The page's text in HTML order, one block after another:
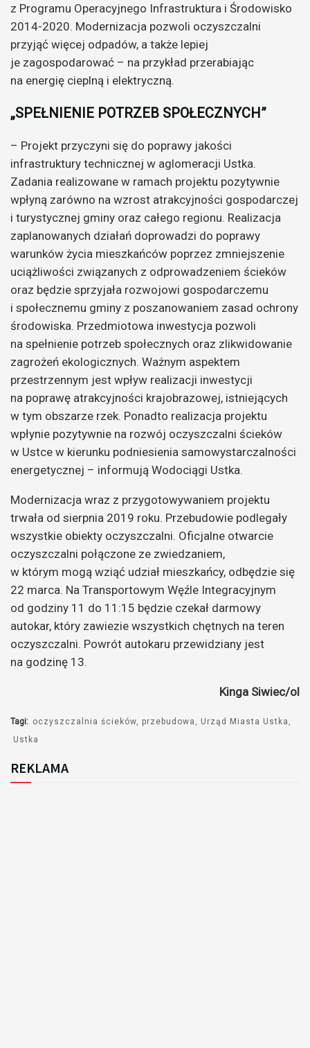
z Programu Operacyjnego Infrastruktura i Środowisko
2014-2020. Modernizacja pozwoli oczyszczalni
przyjąć więcej odpadów, a także lepiej
je zagospodarować – na przykład przerabiając
na energię cieplną i elektryczną.
„SPEŁNIENIE POTRZEB SPOŁECZNYCH”
– Projekt przyczyni się do poprawy jakości
infrastruktury technicznej w aglomeracji Ustka.
Zadania realizowane w ramach projektu pozytywnie
wpłyną zarówno na wzrost atrakcyjności gospodarczej
i turystycznej gminy oraz całego regionu. Realizacja
zaplanowanych działań doprowadzi do poprawy
warunków życia mieszkańców poprzez zmniejszenie
uciążliwości związanych z odprowadzeniem ścieków
oraz będzie sprzyjała rozwojowi gospodarczemu
i społecznemu gminy z poszanowaniem zasad ochrony
środowiska. Przedmiotowa inwestycja pozwoli
na spełnienie potrzeb społecznych oraz zlikwidowanie
zagrożeń ekologicznych. Ważnym aspektem
przestrzennym jest wpływ realizacji inwestycji
na poprawę atrakcyjności krajobrazowej, istniejących
w tym obszarze rzek. Ponadto realizacja projektu
wpłynie pozytywnie na rozwój oczyszczalni ścieków
w Ustce w kierunku podniesienia samowystarczalności
energetycznej – informują Wodociągi Ustka.
Modernizacja wraz z przygotowywaniem projektu
trwała od sierpnia 2019 roku. Przebudowie podlegały
wszystkie obiekty oczyszczalni. Oficjalne otwarcie
oczyszczalni połączone ze zwiedzaniem,
w którym mogą wziąć udział mieszkańcy, odbędzie się
22 marca. Na Transportowym Węźle Integracyjnym
od godziny 11 do 11:15 będzie czekał darmowy
autokar, który zawiezie wszystkich chętnych na teren
oczyszczalni. Powrót autokaru przewidziany jest
na godzinę 13.
Kinga Siwiec/ol
Tagi: oczyszczalnia ścieków przebudowa
Urząd Miasta Ustka
Ustka
REKLAMA